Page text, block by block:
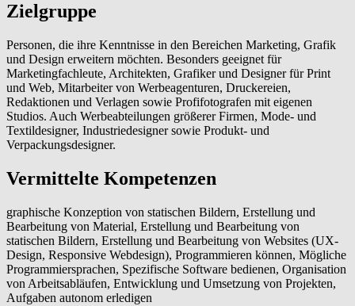
Zielgruppe
Personen, die ihre Kenntnisse in den Bereichen Marketing, Grafik
und Design erweitern möchten. Besonders geeignet für
Marketingfachleute, Architekten, Grafiker und Designer für Print
und Web, Mitarbeiter von Werbeagenturen, Druckereien,
Redaktionen und Verlagen sowie Profifotografen mit eigenen
Studios. Auch Werbeabteilungen größerer Firmen, Mode- und
Textildesigner, Industriedesigner sowie Produkt- und
Verpackungsdesigner.
Vermittelte Kompetenzen
graphische Konzeption von statischen Bildern, Erstellung und
Bearbeitung von Material, Erstellung und Bearbeitung von
statischen Bildern, Erstellung und Bearbeitung von Websites (UX-
Design, Responsive Webdesign), Programmieren können, Mögliche
Programmiersprachen, Spezifische Software bedienen, Organisation
von Arbeitsabläufen, Entwicklung und Umsetzung von Projekten,
Aufgaben autonom erledigen